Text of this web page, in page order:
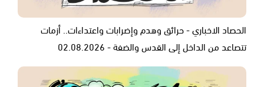
الحصاد الاخباري - حرائق وهدم وإضرابات واعتداءات.. أزمات
تتصاعد من الداخل إلى القدس والضفة - 02.08.2026